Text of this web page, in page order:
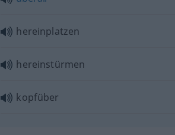
hereinplatzen
hereinstürmen
kopfüber